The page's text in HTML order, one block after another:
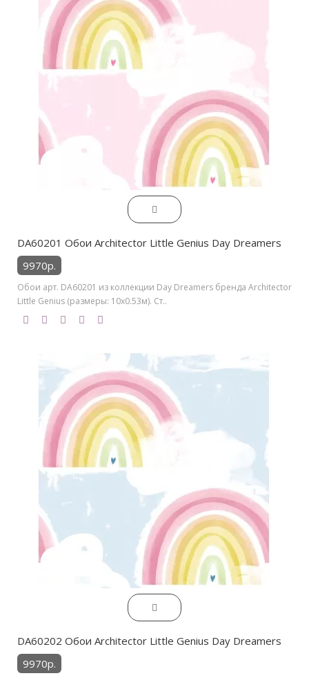
DA60201 Обои Architector Little Genius Day Dreamers
9970р.
Обои арт. DA60201 из коллекции Day Dreamers бренда Architector
Little Genius (размеры: 10х0.53м). Ст..
DA60202 Обои Architector Little Genius Day Dreamers
9970р.